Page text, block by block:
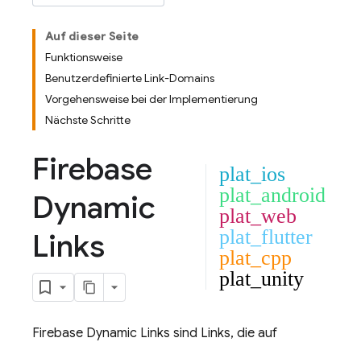
Auf dieser Seite
Funktionsweise
Benutzerdefinierte Link-Domains
Vorgehensweise bei der Implementierung
Nächste Schritte
Firebase
Dynamic
Links
plat_ios
plat_android
plat_web
plat_flutter
plat_cpp
plat_unity
Firebase Dynamic Links sind Links, die auf